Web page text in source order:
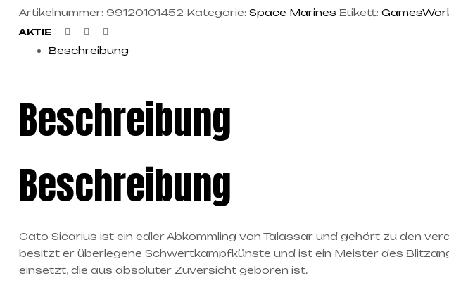
Artikelnummer: 99120101452 Kategorie: Space Marines Etikett:
AKTIE Facebook
Twitter
Beschreibung
Beschreibung
Beschreibung
Cato Sicarius ist ein edler Abkömmling von Talassar und gehört zu den
besitzt er überlegene Schwertkampfkünste und ist ein Meister des
einsetzt, die aus absoluter Zuversicht geboren ist.